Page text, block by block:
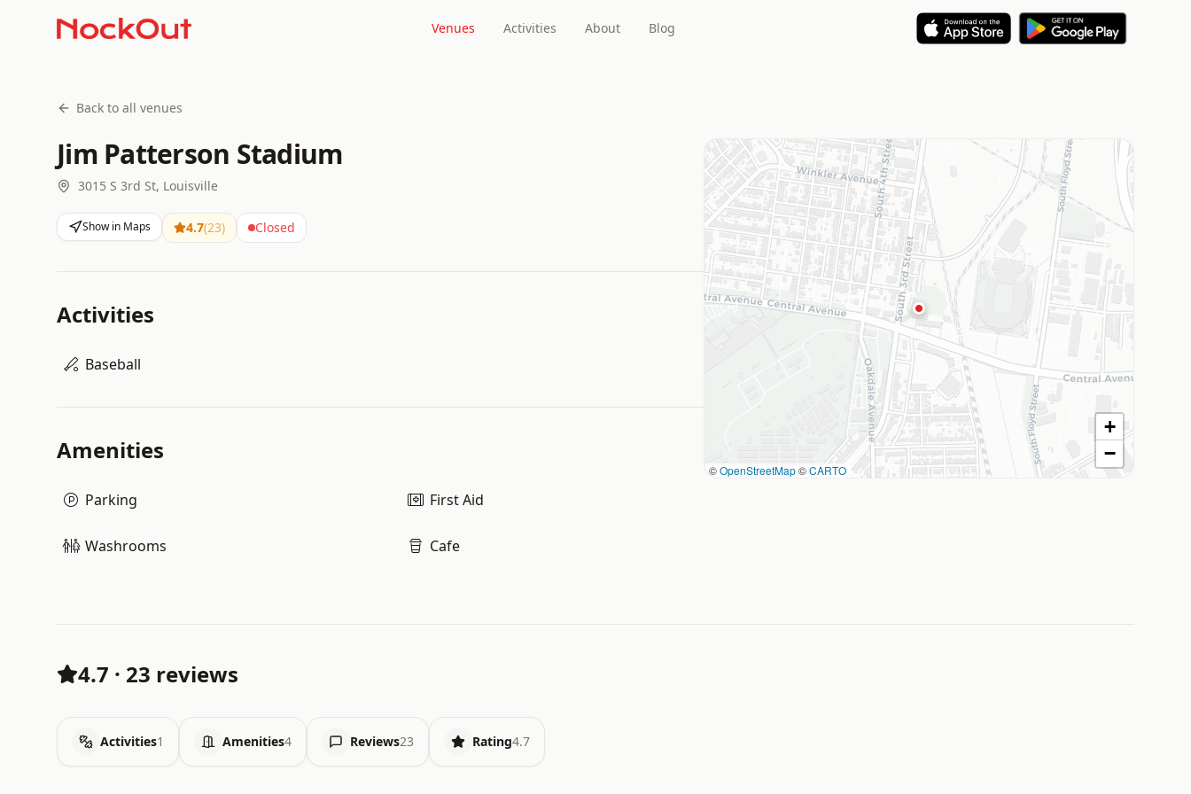
Venues Activities About Blog
Back to all venues
Jim Patterson Stadium
3015 S 3rd St, Louisville
Show in Maps 4.7(23) Closed
Activities
Baseball
Amenities
Parking First Aid
Washrooms Cafe
©OpenStreetMap©CARTO
+
−
4.7 · 23 reviews
Activities1 Amenities4 Reviews23 Rating4.7